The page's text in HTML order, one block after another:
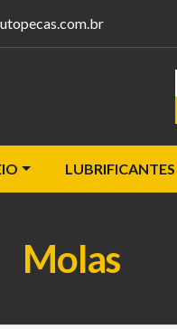
LUBRIFICANTES
Molas